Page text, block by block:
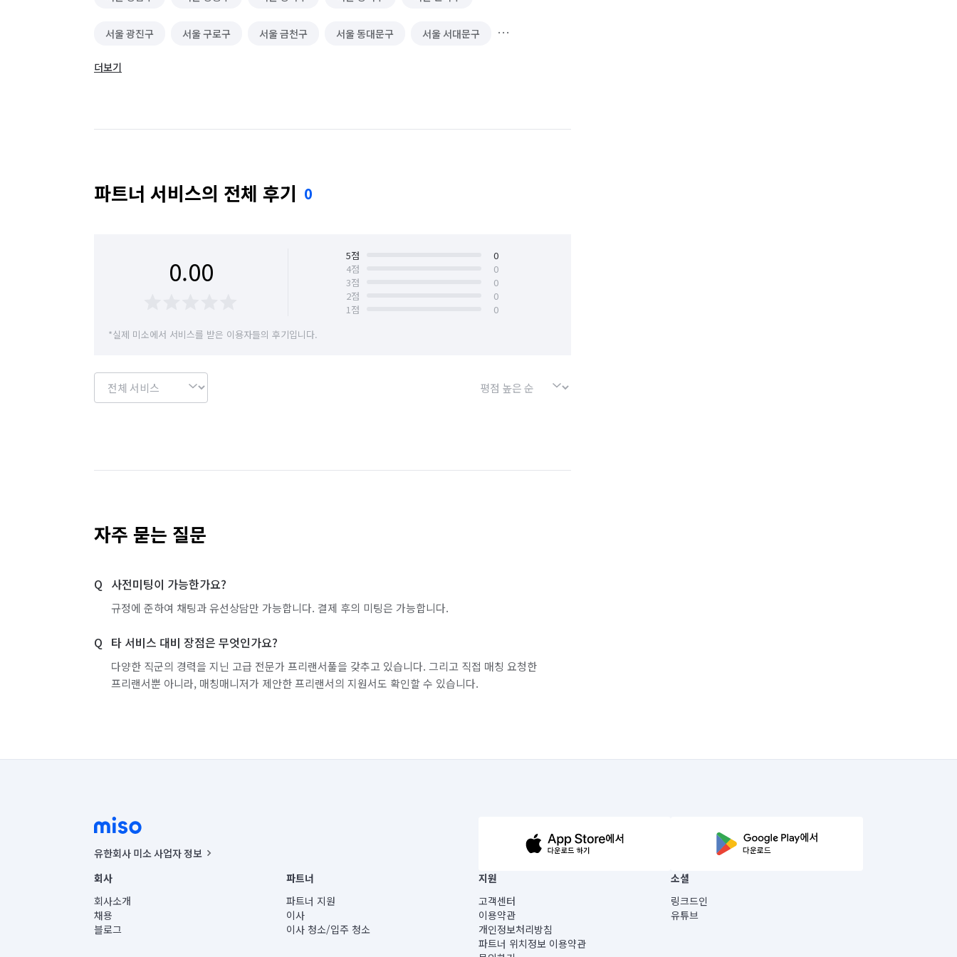
서울 광진구 서울 구로구 서울 금천구 서울 동대문구 서울 서대문구
서울 서초구
더보기
파트너 서비스의 전체 후기 0
0.00 5점
0
4점
0
3점
0
2점
0
1점
0
*실제 미소에서 서비스를 받은 이용자들의 후기입니다.
자주 묻는 질문
사전미팅이 가능한가요?
규정에 준하여 채팅과 유선상담만 가능합니다. 결제 후의 미팅은 가능합니다.
타 서비스 대비 장점은 무엇인가요?
다양한 직군의 경력을 지닌 고급 전문가 프리랜서풀을 갖추고 있습니다. 그리고 직접 매칭 요청한
프리랜서뿐 아니라, 매칭매니저가 제안한 프리랜서의 지원서도 확인할 수 있습니다.
유한회사 미소 사업자 정보
사업자등록번호 : 291-87-00271 | 인허가번호 : 2016-3220163-14-5-00019 |
통신판매신고번호 : 2024-서울종로-1400(공정거래위원회 정보) |
대표이사 : CHING VICTOR COLUMBIA RHEE
주소 | 본사: 서울특별시 종로구 율곡로 6(중학동, 트윈트리빌딩) B동 5층
컨택센터 : 서울특별시 종로구 수송동 율곡로 24, 7층, 8층 미소
회사
회사소개
채용
블로그
파트너
파트너 지원
이사
이사 청소/입주 청소
지원
고객센터
이용약관
개인정보처리방침
파트너 위치정보 이용약관
소셜
링크드인
유튜브